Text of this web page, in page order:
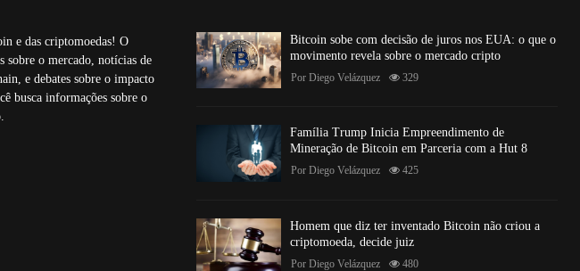
e das criptomoedas! O
sobre o mercado, notícias de
e debates sobre o impacto
busca informações sobre o
Bitcoin sobe com decisão de juros nos EUA: o que o
movimento revela sobre o mercado cripto
PorDiego Velázquez 329
Família Trump Inicia Empreendimento de
Mineração de Bitcoin em Parceria com a Hut 8
PorDiego Velázquez 425
Homem que diz ter inventado Bitcoin não criou a
criptomoeda, decide juiz
PorDiego Velázquez 480